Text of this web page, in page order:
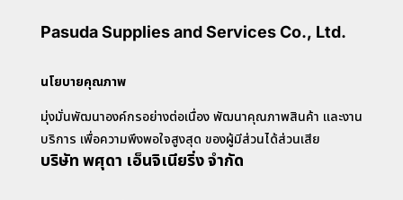
Pasuda Supplies and Services Co., Ltd.
นโยบายคุณภาพ
มุ่งมั่นพัฒนาองค์กรอย่างต่อเนื่อง พัฒนาคุณภาพสินค้า และงาน
บริการ เพื่อความพึงพอใจสูงสุด ของผู้มีส่วนได้ส่วนเสีย
บริษัท พศุดา เอ็นจิเนียริ่ง จำกัด